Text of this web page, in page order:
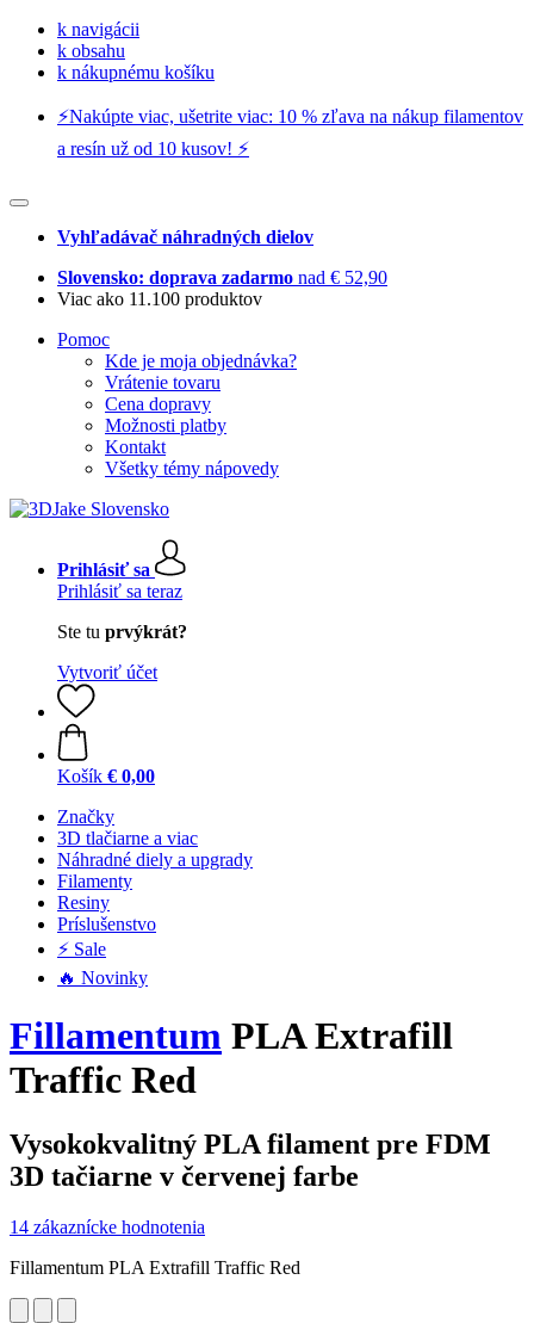
k navigácii
k obsahu
k nákupnému košíku
⚡️Nakúpte viac, ušetrite viac: 10 % zľava na nákup filamentov
a resín už od 10 kusov! ⚡️
Vyhľadávač náhradných dielov
Slovensko: doprava zadarmo nad € 52,90
Viac ako 11.100 produktov
Pomoc
Kde je moja objednávka?
Vrátenie tovaru
Cena dopravy
Možnosti platby
Kontakt
Všetky témy nápovedy
Prihlásiť sa
Prihlásiť sa teraz
Ste tu prvýkrát?
Vytvoriť účet
Košík € 0,00
Značky
3D tlačiarne a viac
Náhradné diely a upgrady
Filamenty
Resiny
Príslušenstvo
⚡ Sale
🔥 Novinky
Fillamentum PLA Extrafill
Traffic Red
Vysokokvalitný PLA filament pre FDM
3D tačiarne v červenej farbe
14 zákaznícke hodnotenia
Fillamentum PLA Extrafill Traffic Red